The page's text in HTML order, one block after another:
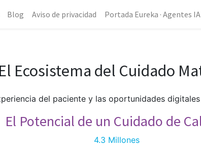
Blog Aviso de privacidad Portada Eureka · Agentes
El Ecosistema del Cuidado
del paciente y las oportunidades
El Potencial de un Cuidado de
4.3 Millones